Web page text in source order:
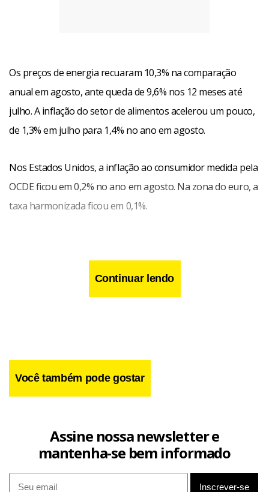
Os preços de energia recuaram 10,3% na comparação
anual em agosto, ante queda de 9,6% nos 12 meses até
julho. A inflação do setor de alimentos acelerou um pouco,
de 1,3% em julho para 1,4% no ano em agosto.
Nos Estados Unidos, a inflação ao consumidor medida pela
OCDE ficou em 0,2% no ano em agosto. Na zona do euro, a
taxa harmonizada ficou em 0,1%.
Entre os países que não integram a OCDE, o CPI no Brasil
Continuar lendo
Você também pode gostar
Assine nossa newsletter e
mantenha-se bem informado